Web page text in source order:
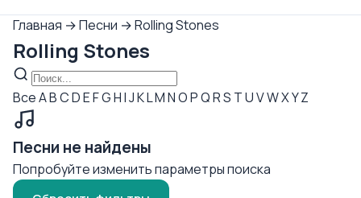
Главная →Песни →Rolling Stones
Rolling Stones
ВсеABCDEFGHIJKLMNOPQRS TUVWXYZ
Песни не найдены
Попробуйте изменить параметры поиска